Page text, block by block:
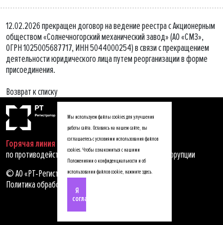
12.02.2026 прекращен договор на ведение реестра с Акционерным
обществом «Солнечногорский механический завод» (АО «СМЗ»,
ОГРН 1025005687717, ИНН 5044000254) в связи с прекращением
деятельности юридического лица путем реорганизации в форме
присоединения.
Возврат к списку
Горячая линия
по противодействию мошенничеству, хищениям и коррупции
© АО «РТ-Регистратор», 2025
Политика обработки персональных данных
Мы используем файлы cookies для улучшения
работы сайта. Оставаясь на нашем сайте, вы
соглашаетесь с условиями использования файлов
cookies. Чтобы ознакомиться с нашими
Положениями о конфиденциальности и об
использовании файлов cookie, нажмите здесь.
Я
согласен